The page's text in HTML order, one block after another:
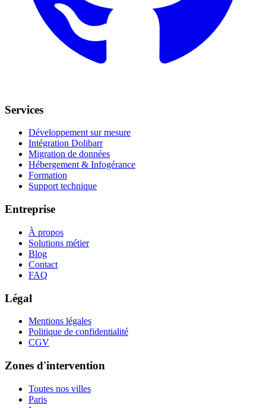
Services
Développement sur mesure
Intégration Dolibarr
Migration de données
Hébergement & Infogérance
Formation
Support technique
Entreprise
À propos
Solutions métier
Blog
Contact
FAQ
Légal
Mentions légales
Politique de confidentialité
CGV
Zones d'intervention
Toutes nos villes
Paris